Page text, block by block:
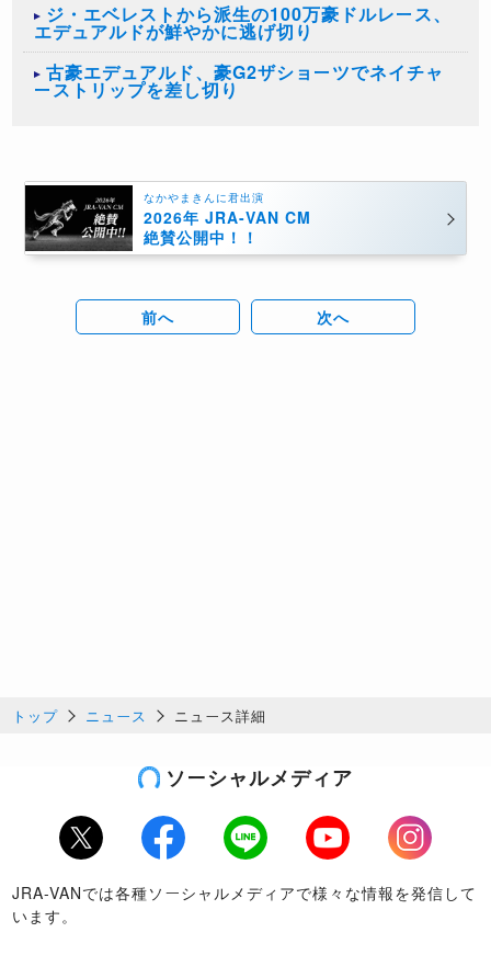
ジ・エベレストから派生の100万豪ドルレース、
エデュアルドが鮮やかに逃げ切り
古豪エデュアルド、豪G2ザショーツでネイチャ
ーストリップを差し切り
なかやまきんに君出演
2026年 JRA-VAN CM
絶賛公開中！！
前へ 次へ
トップ ニュース ニュース詳細
ソーシャルメディア
Twitter Facebook LINE Youtube
Instagram
JRA-VANでは各種ソーシャルメディアで様々な情報を発信して
います。